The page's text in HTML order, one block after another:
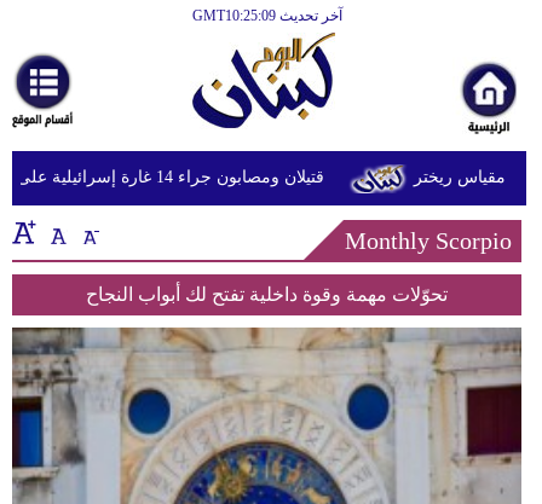
آخر تحديث GMT10:25:09
أخبارعاجلة
رياضة
ثقافة
إقتصاد
وموسيقى
أزياء
صحة
وتغذية
قتيلان ومصابون جراء 14 غارة إسرائيلية على شرق وجنوب لبنان
Monthly Scorpio
تحوّلات مهمة وقوة داخلية تفتح لك أبواب النجاح